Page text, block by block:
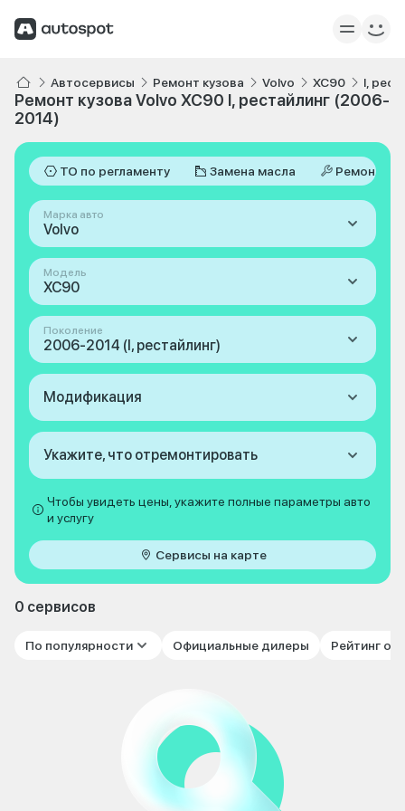
Автосервисы Ремонт кузова Volvo XC90 I,
Ремонт кузова Volvo XC90 I, рестайлинг (2006-
2014)
ТО по регламенту Замена масла Ремонт
Марка авто
Volvo
Модель
XC90
Поколение
2006-2014 (I, рестайлинг)
Модификация
Укажите, что отремонтировать
Чтобы увидеть цены, укажите полные параметры авто
и услугу
Сервисы на карте
0 сервисов
По популярности Официальные дилеры Рейтинг